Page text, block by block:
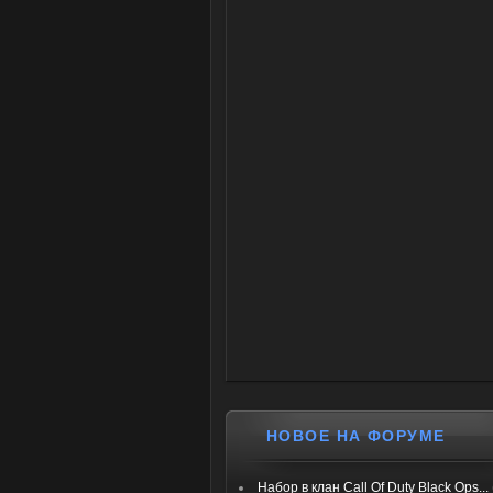
НОВОЕ НА ФОРУМЕ
Набор в клан Call Of Duty Black Ops...